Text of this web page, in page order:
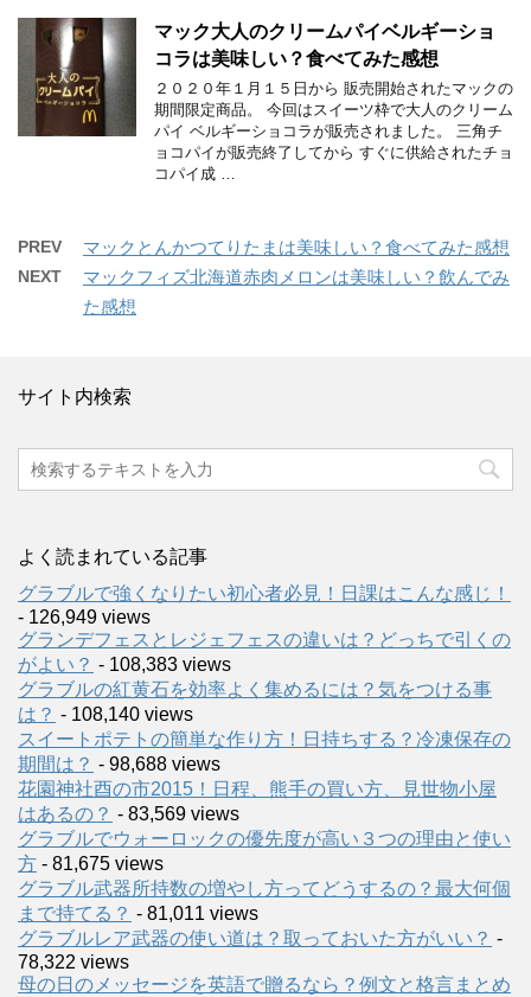
マック大人のクリームパイベルギーショ
コラは美味しい？食べてみた感想
２０２０年１月１５日から 販売開始されたマックの
期間限定商品。 今回はスイーツ枠で大人のクリーム
パイ ベルギーショコラが販売されました。 三角チ
ョコパイが販売終了してから すぐに供給されたチョ
コパイ成 …
PREV マックとんかつてりたまは美味しい？食べてみた感想
NEXT
マックフィズ北海道赤肉メロンは美味しい？飲んでみ
た感想
サイト内検索
よく読まれている記事
グラブルで強くなりたい初心者必見！日課はこんな感じ！
- 126,949 views
グランデフェスとレジェフェスの違いは？どっちで引くの
がよい？ - 108,383 views
グラブルの紅黄石を効率よく集めるには？気をつける事
は？ - 108,140 views
スイートポテトの簡単な作り方！日持ちする？冷凍保存の
期間は？ - 98,688 views
花園神社酉の市2015！日程、熊手の買い方、見世物小屋
はあるの？ - 83,569 views
グラブルでウォーロックの優先度が高い３つの理由と使い
方 - 81,675 views
グラブル武器所持数の増やし方ってどうするの？最大何個
まで持てる？ - 81,011 views
グラブルレア武器の使い道は？取っておいた方がいい？ -
78,322 views
母の日のメッセージを英語で贈るなら？例文と格言まとめ